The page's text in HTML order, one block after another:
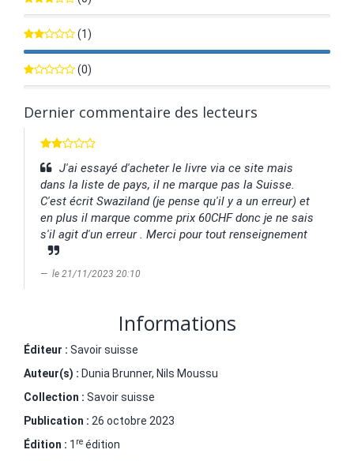
(1)
100%
(0)
Dernier commentaire des lecteurs
J'ai essayé d'acheter le livre via ce site mais
dans la liste de pays, il ne marque pas la Suisse.
C'est écrit Swaziland (je pense qu'il y a un erreur) et
en plus il marque comme prix 60CHF donc je ne sais
s'il agit d'un erreur . Merci pour tout renseignement
le 21/11/2023 20:10
Informations
Éditeur : Savoir suisse
Auteur(s) : Dunia Brunner, Nils Moussu
Collection : Savoir suisse
Publication : 26 octobre 2023
Édition : 1 re édition